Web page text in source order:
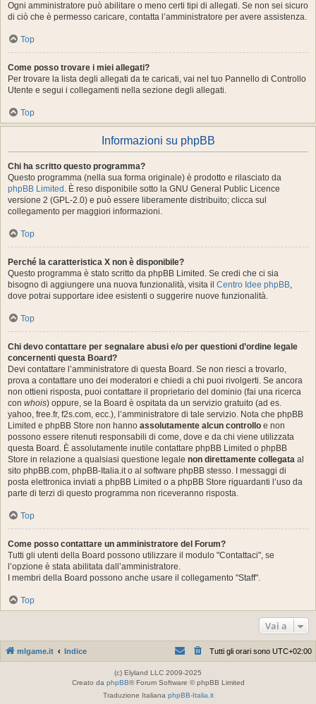
Ogni amministratore può abilitare o meno certi tipi di allegati. Se non sei sicuro
di ciò che è permesso caricare, contatta l’amministratore per avere assistenza.
Top
Come posso trovare i miei allegati?
Per trovare la lista degli allegati da te caricati, vai nel tuo Pannello di Controllo
Utente e segui i collegamenti nella sezione degli allegati.
Top
Informazioni su phpBB
Chi ha scritto questo programma?
Questo programma (nella sua forma originale) è prodotto e rilasciato da
phpBB Limited . È reso disponibile sotto la GNU General Public Licence
versione 2 (GPL-2.0) e può essere liberamente distribuito; clicca sul
collegamento per maggiori informazioni.
Top
Perché la caratteristica X non è disponibile?
Questo programma è stato scritto da phpBB Limited. Se credi che ci sia
bisogno di aggiungere una nuova funzionalità, visita il Centro Idee phpBB,
dove potrai supportare idee esistenti o suggerire nuove funzionalità.
Top
Chi devo contattare per segnalare abusi e/o per questioni d’ordine legale
concernenti questa Board?
Devi contattare l’amministratore di questa Board. Se non riesci a trovarlo,
prova a contattare uno dei moderatori e chiedi a chi puoi rivolgerti. Se ancora
non ottieni risposta, puoi contattare il proprietario del dominio (fai una ricerca
con whois) oppure, se la Board è ospitata da un servizio gratuito (ad es.
yahoo, free.fr, f2s.com, ecc.), l’amministratore di tale servizio. Nota che phpBB
Limited e phpBB Store non hanno assolutamente alcun controllo e non
possono essere ritenuti responsabili di come, dove e da chi viene utilizzata
questa Board. È assolutamente inutile contattare phpBB Limited o phpBB
Store in relazione a qualsiasi questione legale non direttamente collegata al
sito phpBB.com, phpBB-Italia.it o al software phpBB stesso. I messaggi di
posta elettronica inviati a phpBB Limited o a phpBB Store riguardanti l’uso da
parte di terzi di questo programma non riceveranno risposta.
Top
Come posso contattare un amministratore del Forum?
Tutti gli utenti della Board possono utilizzare il modulo "Contattaci", se
l’opzione è stata abilitata dall’amministratore.
I membri della Board possono anche usare il collegamento "Staff".
Top
Vai a
mlgame.it Indice Tutti gli orari sono UTC+02:00
(c) Elyland LLC 2009-2025
Creato da phpBB® Forum Software © phpBB Limited
Traduzione Italiana phpBB-Italia.it